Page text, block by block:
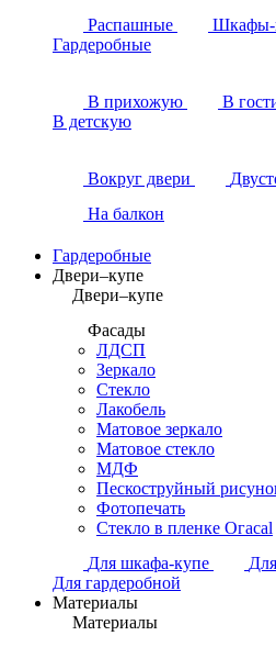
Распашные
Шкафы-
Гардеробные
В прихожую В
В детскую
Вокруг двери
На балкон
Гардеробные
Двери–купе
Двери–купе
Фасады
ЛДСП
Зеркало
Стекло
Лакобель
Матовое зеркало
Матовое стекло
МДФ
Пескоструйный
Фотопечать
Стекло в пленке Огасаl
Для шкафа-купе
Для гардеробной
Материалы
Материалы